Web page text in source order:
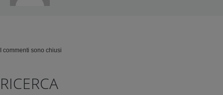
I commenti sono chiusi
RICERCA